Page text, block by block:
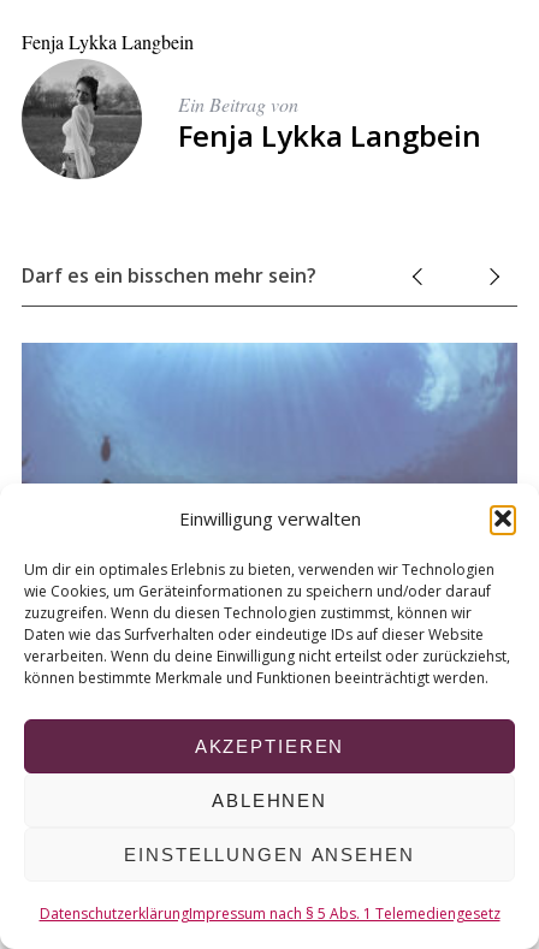
Einwilligung verwalten
Um dir ein optimales Erlebnis zu bieten, verwenden wir Technologien
wie Cookies, um Geräteinformationen zu speichern und/oder darauf
zuzugreifen. Wenn du diesen Technologien zustimmst, können wir
Daten wie das Surfverhalten oder eindeutige IDs auf dieser Website
verarbeiten. Wenn du deine Einwilligung nicht erteilst oder zurückziehst,
können bestimmte Merkmale und Funktionen beeinträchtigt werden.
AKZEPTIEREN
ABLEHNEN
EINSTELLUNGEN ANSEHEN
DatenschutzerklärungImpressum nach § 5 Abs. 1 Telemediengesetz
Fenja Lykka Langbein
Ein Beitrag von
Fenja Lykka Langbein
Darf es ein bisschen mehr sein?
Tiger Tauchen Temperamente – Auf
Tuchfühlung mit Tigerhaien
Vorheriger Beitrag
Warum True Crime boomt